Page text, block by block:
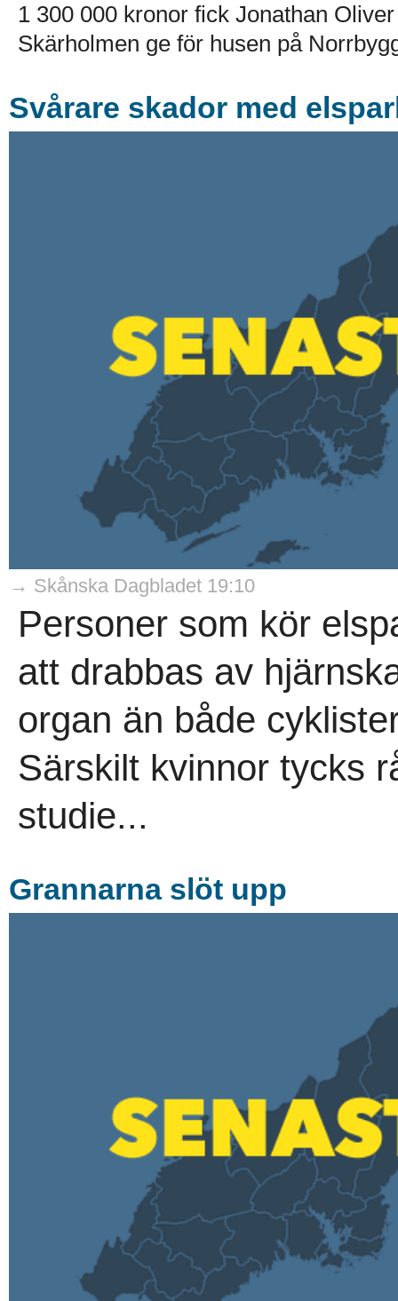
1 300 000 kronor fick Jonathan
Skärholmen ge för husen på
Svårare skador med
→ Skånska Dagbladet 19:10
Personer som kör
att drabbas av
organ än både
Särskilt kvinnor tycks
studie...
Grannarna slöt upp